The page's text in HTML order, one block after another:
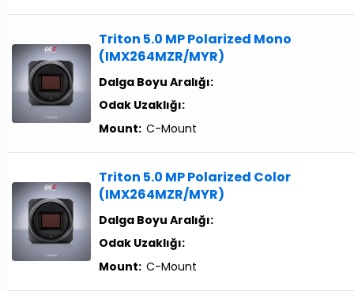
Triton 5.0 MP Polarized Mono
(IMX264MZR/MYR)
Dalga Boyu Aralığı:
Odak Uzaklığı:
Mount: C-Mount
Triton 5.0 MP Polarized Color
(IMX264MZR/MYR)
Dalga Boyu Aralığı:
Odak Uzaklığı:
Mount: C-Mount